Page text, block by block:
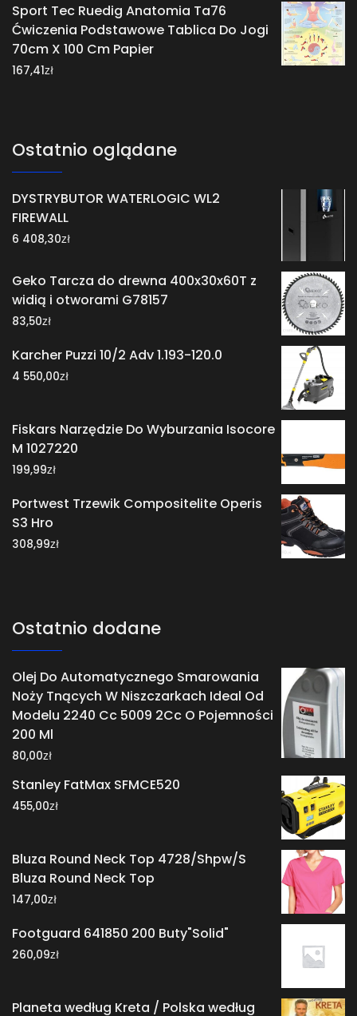
Sport Tec Ruedig Anatomia Ta76
Ćwiczenia Podstawowe Tablica Do Jogi
70cm X 100 Cm Papier
167,41zł
Ostatnio oglądane
DYSTRYBUTOR WATERLOGIC WL2
FIREWALL
6 408,30zł
Geko Tarcza do drewna 400x30x60T z
widią i otworami G78157
83,50zł
Karcher Puzzi 10/2 Adv 1.193-120.0
4 550,00zł
Fiskars Narzędzie Do Wyburzania Isocore
M 1027220
199,99zł
Portwest Trzewik Compositelite Operis
S3 Hro
308,99zł
Ostatnio dodane
Olej Do Automatycznego Smarowania
Noży Tnących W Niszczarkach Ideal Od
Modelu 2240 Cc 5009 2Cc O Pojemności
200 Ml
80,00zł
Stanley FatMax SFMCE520
455,00zł
Bluza Round Neck Top 4728/Shpw/S
Bluza Round Neck Top
147,00zł
Footguard 641850 200 Buty"Solid"
260,09zł
Planeta według Kreta / Polska według